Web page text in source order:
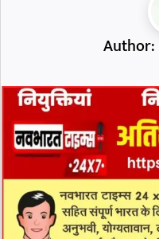
Author: